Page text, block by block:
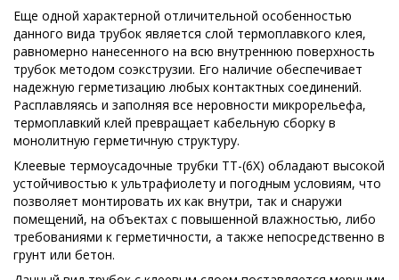
Еще одной характерной отличительной особенностью
данного вида трубок является слой термоплавкого клея,
равномерно нанесенного на всю внутреннюю поверхность
трубок методом соэкструзии. Его наличие обеспечивает
надежную герметизацию любых контактных соединений.
Расплавляясь и заполняя все неровности микрорельефа,
термоплавкий клей превращает кабельную сборку в
монолитную герметичную структуру.
Клеевые термоусадочные трубки ТТ-(6Х) обладают высокой
устойчивостью к ультрафиолету и погодным условиям, что
позволяет монтировать их как внутри, так и снаружи
помещений, на объектах с повышенной влажностью, либо
требованиями к герметичности, а также непосредственно в
грунт или бетон.